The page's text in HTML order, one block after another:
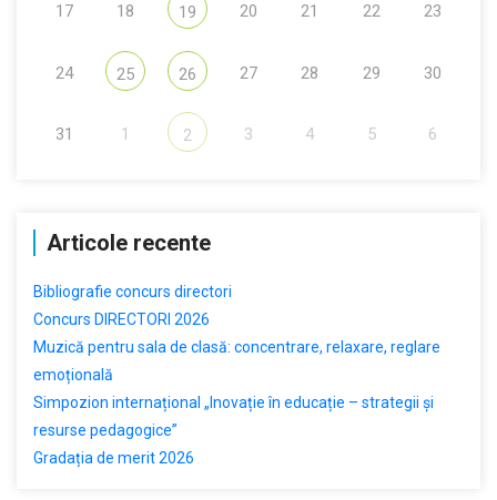
17 18 19 20 21 22 23
24 25 26 27 28 29 30
31 1 2 3 4 5 6
Articole recente
Bibliografie concurs directori
Concurs DIRECTORI 2026
Muzică pentru sala de clasă: concentrare, relaxare, reglare
emoțională
Simpozion internațional „Inovație în educație – strategii și
resurse pedagogice”
Gradația de merit 2026